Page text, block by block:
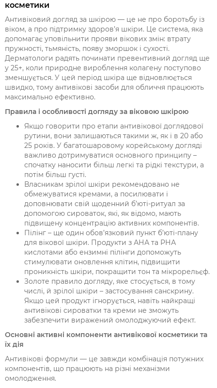
косметики
Антивіковий догляд за шкірою — це не про боротьбу із
віком, а про підтримку здоров’я шкіри. Це система, яка
допомагає уповільнити прояви вікових змін: втрату
пружності, тьмяність, появу зморшок і сухості.
Дерматологи радять починати превентивний догляд ще
у 25+, коли природне вироблення колагену поступово
зменшується. У цей період шкіра ще відновлюється
швидко, тому антивікові засоби для обличчя працюють
максимально ефективно.
Правила і особливості догляду за віковою шкірою
Якщо говорити про етапи антивікової доглядової
рутини, вони залишаються такими ж, як і в 20 або
25 років. У багатошаровому корейському догляді
важливо дотримуватися основного принципу –
спочатку наносити більш легкі та рідкі текстури, а
потім більш густі.
Власникам зрілої шкіри рекомендовано не
обмежуватися кремами, а посилювати і
доповнювати свій щоденний б’юті-ритуал за
допомогою сироваток, які, як відомо, мають
підвищену концентрацію активних компонентів.
Пілінг – ще один обов’язковий пункт б’юті-плану
для вікової шкіри. Продукти з АНА та РНА
кислотами або ензимні пілінги допоможуть
стимулювати оновлення клітин, підвищити
проникність шкіри, покращити тон та мікрорельєф.
Золоте правило догляду, яке стосується, в тому
числі, й зрілої шкіри – застосування санскрину.
Якщо цей продукт ігнорується, навіть найкращі
антивікові сироватки та креми не зможуть
забезпечити виражений омолоджуючий ефект.
Основні активні компоненти антивікової косметики та
їх дія
Антивікові формули — це завжди комбінація потужних
компонентів, що працюють на різні механізми
омолодження.